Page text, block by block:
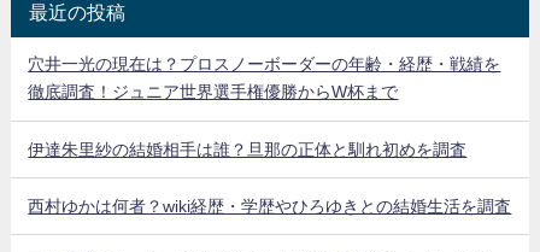
最近の投稿
穴井一光の現在は？プロスノーボーダーの年齢・経歴・戦績を
徹底調査！ジュニア世界選手権優勝からW杯まで
伊達朱里紗の結婚相手は誰？旦那の正体と馴れ初めを調査
西村ゆかは何者？wiki経歴・学歴やひろゆきとの結婚生活を調査